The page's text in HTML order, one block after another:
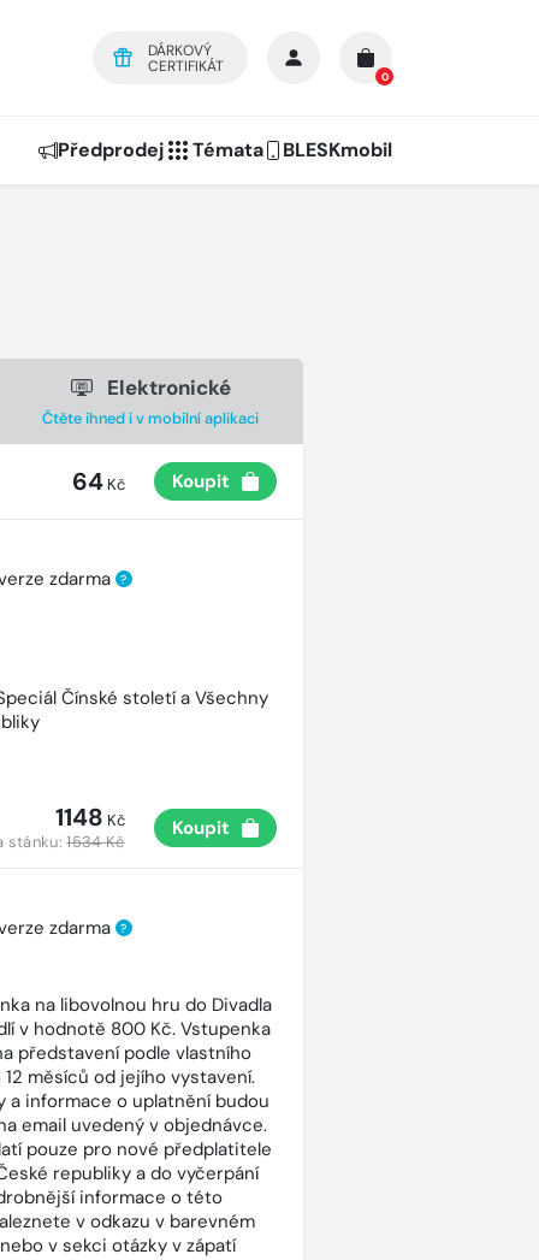
DÁRKOVÝ
CERTIFIKÁT
0
Předprodej Témata BLESKmobil
Elektronické
Čtěte ihned i v mobilní aplikaci
64Kč Koupit
zdarma ?
Čínské století a Všechny
1148 Kč
stánku:1534 Kč
Koupit
zdarma ?
na libovolnou hru do Divadla
v hodnotě 800 Kč. Vstupenka
představení podle vlastního
měsíců od jejího vystavení.
a informace o uplatnění budou
email uvedený v objednávce.
pouze pro nové předplatitele
republiky a do vyčerpání
informace o této
v odkazu v barevném
v sekci otázky v zápatí